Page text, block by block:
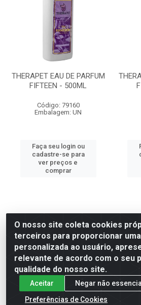
THERAPET EAU DE PARFUM
FIFTEEN - 500ML
Código: 79160
Embalagem: UN
Faça seu login ou
cadastre-se para
ver preços e
comprar
O nosso site coleta cookies
terceiros para proporcionar
personalizada ao usuário,
relevante de acordo com o seu
qualidade do nosso site.
Aceitar
Negar não
Preferências de Cookies